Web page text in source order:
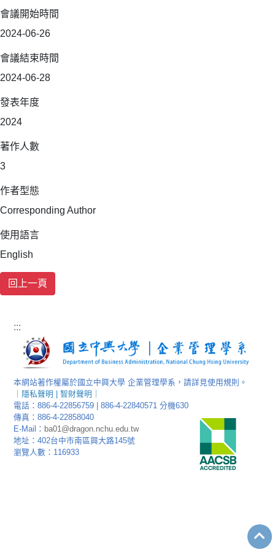
會議開始時間
2024-06-26
會議結束時間
2024-06-28
發表年度
2024
著作人數
3
作者型態
Corresponding Author
使用語言
English
:::
本網站著作權屬於國立中興大學 企業管理學系，請詳見使用規則。
隱私聲明 |智財聲明
電話：886-4-22856759 | 886-4-22840571 分機630
傳真：886-4-22858040
E-Mail： ba01@dragon.nchu.edu.tw
地址：402台中市南區興大路145號
瀏覽人數：116933